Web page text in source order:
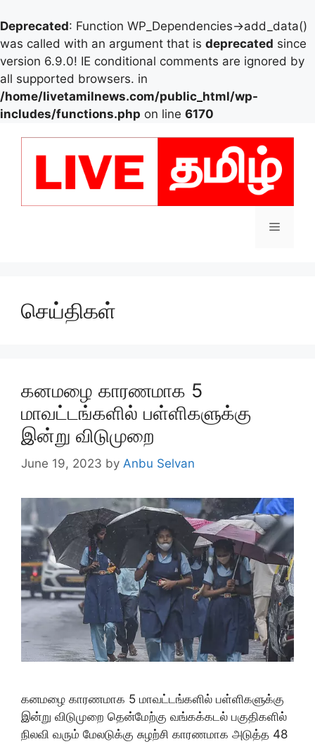
Deprecated: Function WP_Dependencies->add_data()
was called with an argument that is deprecated since
version 6.9.0! IE conditional comments are ignored by
all supported browsers. in
/home/livetamilnews.com/public_html/wp-
includes/functions.php on line 6170
Menu
செய்திகள்
கனமழை காரணமாக 5
மாவட்டங்களில் பள்ளிகளுக்கு
இன்று விடுமுறை
June 19, 2023 by Anbu Selvan
கனமழை காரணமாக 5 மாவட்டங்களில் பள்ளிகளுக்கு
இன்று விடுமுறை தென்மேற்கு வங்கக்கடல் பகுதிகளில்
நிலவி வரும் மேலடுக்கு சுழற்சி காரணமாக அடுத்த 48